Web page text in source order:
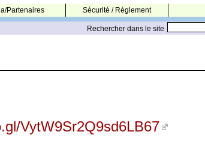
Partenaires Sécurité / Règlement
Rechercher dans le site
VytW9Sr2Q9sd6LB67